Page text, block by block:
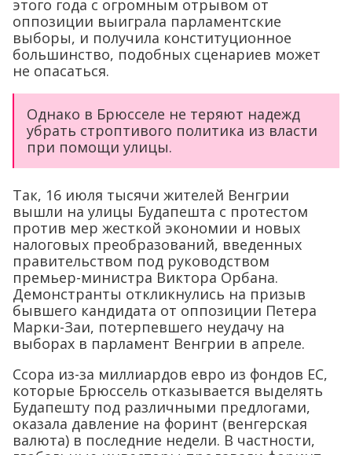
этого года с огромным отрывом от
оппозиции выиграла парламентские
выборы, и получила конституционное
большинство, подобных сценариев может
не опасаться.
Однако в Брюсселе не теряют надежд
убрать строптивого политика из власти
при помощи улицы.
Так, 16 июля тысячи жителей Венгрии
вышли на улицы Будапешта с протестом
против мер жесткой экономии и новых
налоговых преобразований, введенных
правительством под руководством
премьер-министра Виктора Орбана.
Демонстранты откликнулись на призыв
бывшего кандидата от оппозиции Петера
Марки-Заи, потерпевшего неудачу на
выборах в парламент Венгрии в апреле.
Ссора из-за миллиардов евро из фондов ЕС,
которые Брюссель отказывается выделять
Будапешту под различными предлогами,
оказала давление на форинт (венгерская
валюта) в последние недели. В частности,